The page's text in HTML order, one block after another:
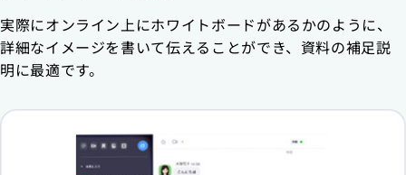
実際にオンライン上にホワイトボードがあるかのように、
詳細なイメージを書いて伝えることができ、資料の補足説
明に最適です。